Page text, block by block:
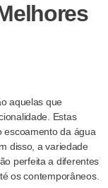
aquelas que
Estas
escoamento da água
disso, a variedade
perfeita a diferentes
os contemporâneos.